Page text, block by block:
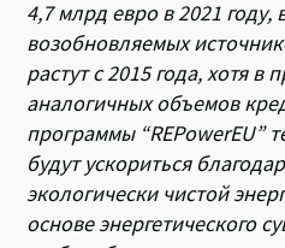
4,7 млрд евро в 2021
возобновляемых
растут с 2015 года, хотя
аналогичных объемов
программы “REPowerEU”
будут ускориться
экологически чистой
основе энергетического